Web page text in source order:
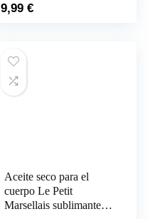
9,99€
Aceite seco para el
cuerpo Le Petit
Marsellais sublimante,